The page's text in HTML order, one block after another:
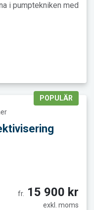
i pumptekniken med
POPULÄR
fr. 15 900 kr
exkl. moms